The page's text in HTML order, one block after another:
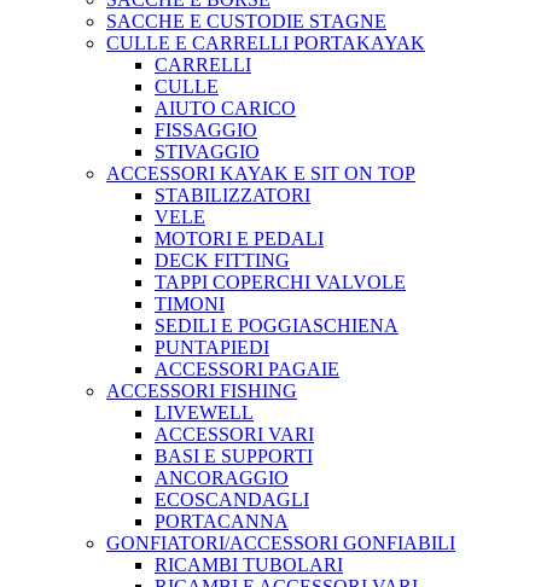
SACCHE E CUSTODIE STAGNE
CULLE E CARRELLI PORTAKAYAK
CARRELLI
CULLE
AIUTO CARICO
FISSAGGIO
STIVAGGIO
ACCESSORI KAYAK E SIT ON TOP
STABILIZZATORI
VELE
MOTORI E PEDALI
DECK FITTING
TAPPI COPERCHI VALVOLE
TIMONI
SEDILI E POGGIASCHIENA
PUNTAPIEDI
ACCESSORI PAGAIE
ACCESSORI FISHING
LIVEWELL
ACCESSORI VARI
BASI E SUPPORTI
ANCORAGGIO
ECOSCANDAGLI
PORTACANNA
GONFIATORI/ACCESSORI GONFIABILI
RICAMBI TUBOLARI